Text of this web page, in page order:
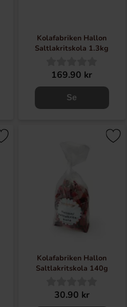
Kolafabriken Hallon
Saltlakritskola 1.3kg
169.90 kr
Se
Kolafabriken Hallon
Saltlakritskola 140g
30.90 kr